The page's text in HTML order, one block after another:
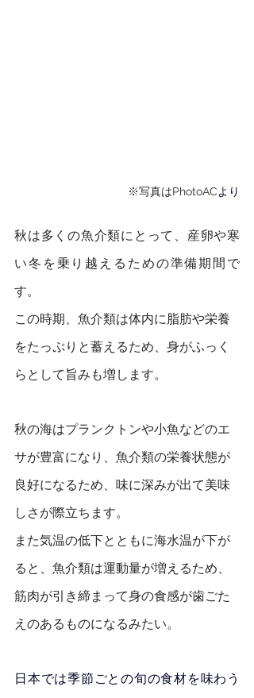
※写真はPhotoACより
秋は多くの魚介類にとって、産卵や寒
い冬を乗り越えるための準備期間で
す。
この時期、魚介類は体内に脂肪や栄養
をたっぷりと蓄えるため、身がふっく
らとして旨みも増します。
秋の海はプランクトンや小魚などのエ
サが豊富になり、魚介類の栄養状態が
良好になるため、味に深みが出て美味
しさが際立ちます。
また気温の低下とともに海水温が下が
ると、魚介類は運動量が増えるため、
筋肉が引き締まって身の食感が歯ごた
えのあるものになるみたい。
日本では季節ごとの旬の食材を味わう